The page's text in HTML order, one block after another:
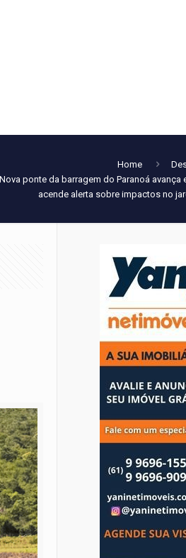
Home
Nova ponte da barragem do Paranoá avança
acende alerta sobre impactos no